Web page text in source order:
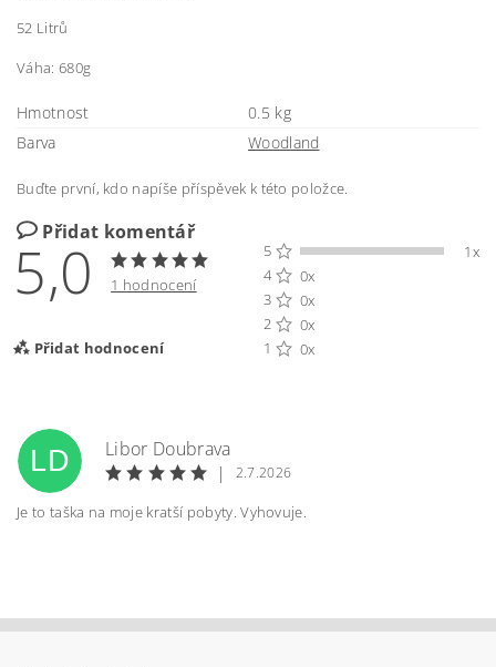
52 Litrů
Váha: 680g
Hmotnost
0.5 kg
Barva
Woodland
Buďte první, kdo napíše příspěvek k této položce.
Přidat komentář
5,0 1 hodnocení
Přidat hodnocení
5
1x
4
0x
3
0x
2
0x
1
0x
LD
Libor Doubrava
|
2.7.2026
Je to taška na moje kratší pobyty. Vyhovuje.